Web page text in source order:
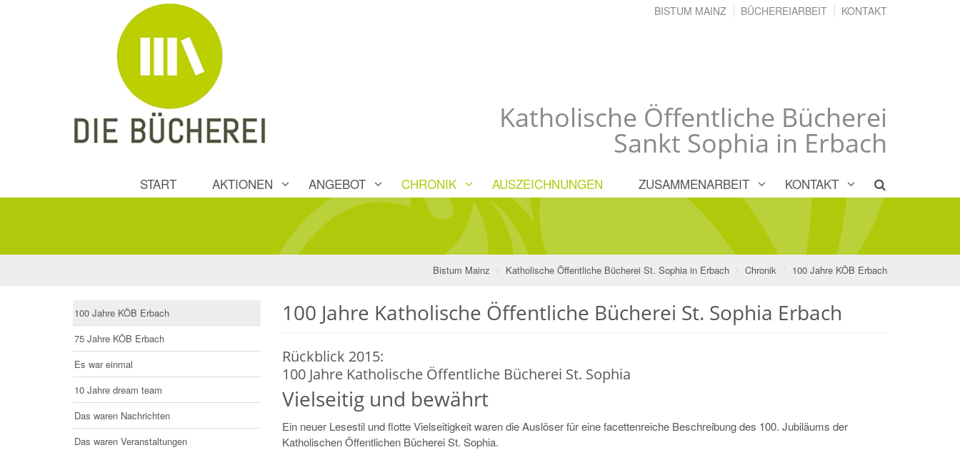
Katholische Öffentliche Bücherei
Sankt Sophia in Erbach
BISTUM MAINZ BÜCHEREIARBEIT KONTAKT
START AKTIONEN ANGEBOT CHRONIK AUSZEICHNUNGEN ZUSAMMENARBEIT KONTAKT
Bistum Mainz Katholische Öffentliche Bücherei St. Sophia in Erbach Chronik 100 Jahre KÖB Erbach
100 Jahre Katholische Öffentliche Bücherei St. Sophia Erbach
Rückblick 2015:
100 Jahre Katholische Öffentliche Bücherei St. Sophia
Vielseitig und bewährt
Ein neuer Lesestil und flotte Vielseitigkeit waren die Auslöser für eine facettenreiche Beschreibung des 100. Jubiläums der
Katholischen Öffentlichen Bücherei St. Sophia.
100 Jahre KÖB Erbach
75 Jahre KÖB Erbach
Es war einmal
10 Jahre dream team
Das waren Nachrichten
Das waren Veranstaltungen